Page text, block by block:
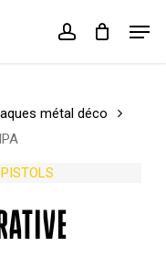
accountClose
métal déco